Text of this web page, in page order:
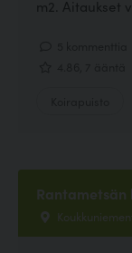
m2. Aitaukset